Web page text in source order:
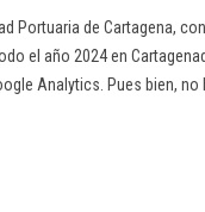
Portuaria de Cartagena,
el año 2024 en
Analytics. Pues bien, no